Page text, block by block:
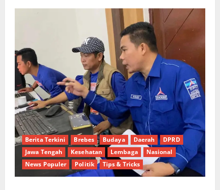
Berita Terkini Brebes Budaya Daerah
DPRD
Jawa Tengah
Kesehatan Lembaga
Nasional
News Populer
Politik Tips & Tricks